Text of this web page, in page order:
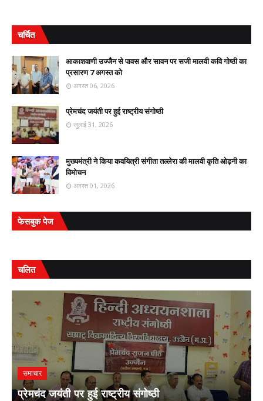
चर्चित
आकाशवाणी उज्जैन से पावस और सावन पर सजी मालवी कवि गोष्ठी का
प्रसारण 7 अगस्त को
अगस्त 06, 2026
प्रेमचंद जयंती पर हुई राष्ट्रीय संगोष्ठी
जुलाई 31, 2026
मुख्यमंत्री ने किया कवयित्री संगीता तल्लेरा की मालवी कृति ओढ़नी का
विमोचन
अगस्त 01, 2026
फेसबुक पेज
चलित
समाचार
प्रेमचंद जयंती पर हुई राष्ट्रीय संगोष्ठी